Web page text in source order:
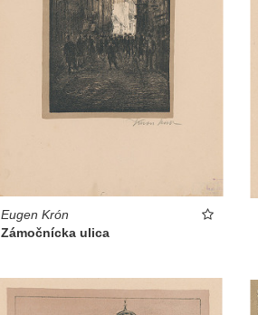
Eugen Krón
Zámočnícka ulica